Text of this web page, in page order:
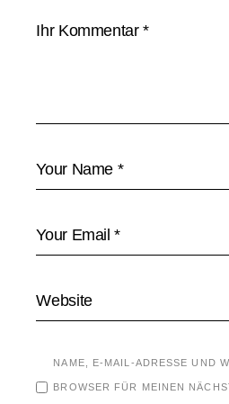
NAME, E-MAIL-ADRESSE UND
BROWSER FÜR MEINEN